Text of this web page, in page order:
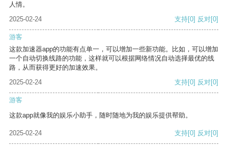
人情。
2025-02-24
支持[0] 反对[0]
游客
这款加速器app的功能有点单一，可以增加一些新功能。比如，可以增加
一个自动切换线路的功能，这样就可以根据网络情况自动选择最优的线
路，从而获得更好的加速效果。
2025-02-24
支持[0] 反对[0]
游客
这款app就像我的娱乐小助手，随时随地为我的娱乐提供帮助。
2025-02-24 支持[0] 反对[0]